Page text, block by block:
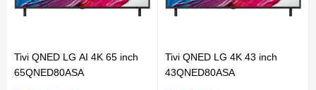
Tivi QNED LG AI 4K 65 inch
65QNED80ASA
Tivi QNED LG 4K 43 inch
43QNED80ASA